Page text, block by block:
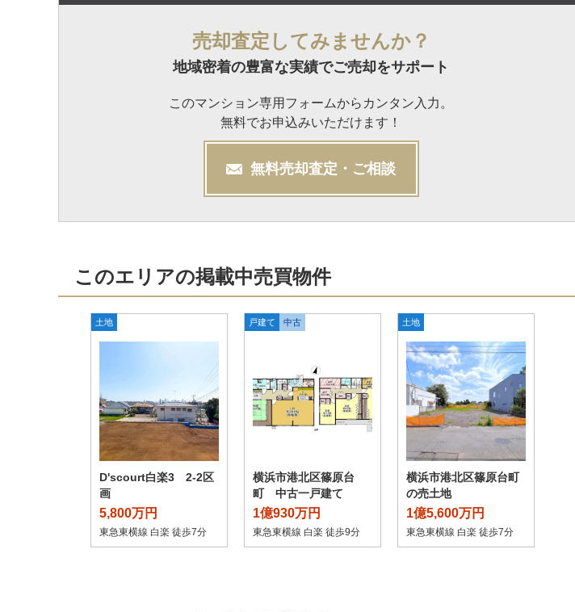
売却査定してみませんか？
地域密着の豊富な実績でご売却をサポート
このマンション専用フォームからカンタン入力。
無料でお申込みいただけます！
無料売却査定・ご相談
このエリアの掲載中売買物件
土地
D'scourt白楽3 2-2区
画
5,800万円
東急東横線 白楽 徒歩7分
戸建て 中古
横浜市港北区篠原台
町 中古一戸建て
1億930万円
東急東横線 白楽 徒歩9分
土地
横浜市港北区篠原台町
の売土地
1億5,600万円
東急東横線 白楽 徒歩7分